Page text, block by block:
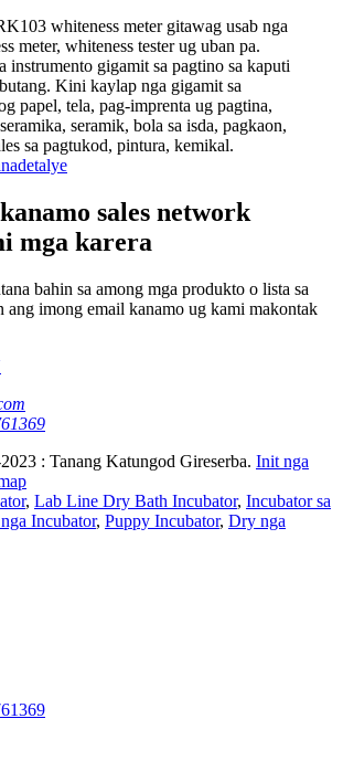
whiteness meter gitawag usab nga
meter, whiteness tester ug uban pa.
instrumento gigamit sa pagtino sa kaputi
Kini kaylap nga gigamit sa
papel, tela, pag-imprenta ug pagtina,
seramik, bola sa isda, pagkaon,
sa pagtukod, pintura, kemikal.
detalye
sales network
mga karera
bahin sa among mga produkto o lista sa
imong email kanamo ug kami makontak
: Tanang Katungod Gireserba. Init nga
, Lab Line Dry Bath Incubator, Incubator sa
Incubator, Puppy Incubator, Dry nga